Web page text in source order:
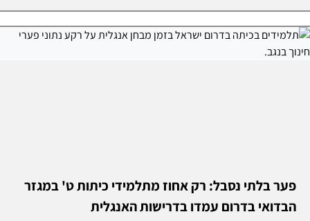
פער בלתי נסבל: רק אחוז מתלמידי כיתות ט' במגזר
הבדואי בדרום עמדו בדרישות האנגלית